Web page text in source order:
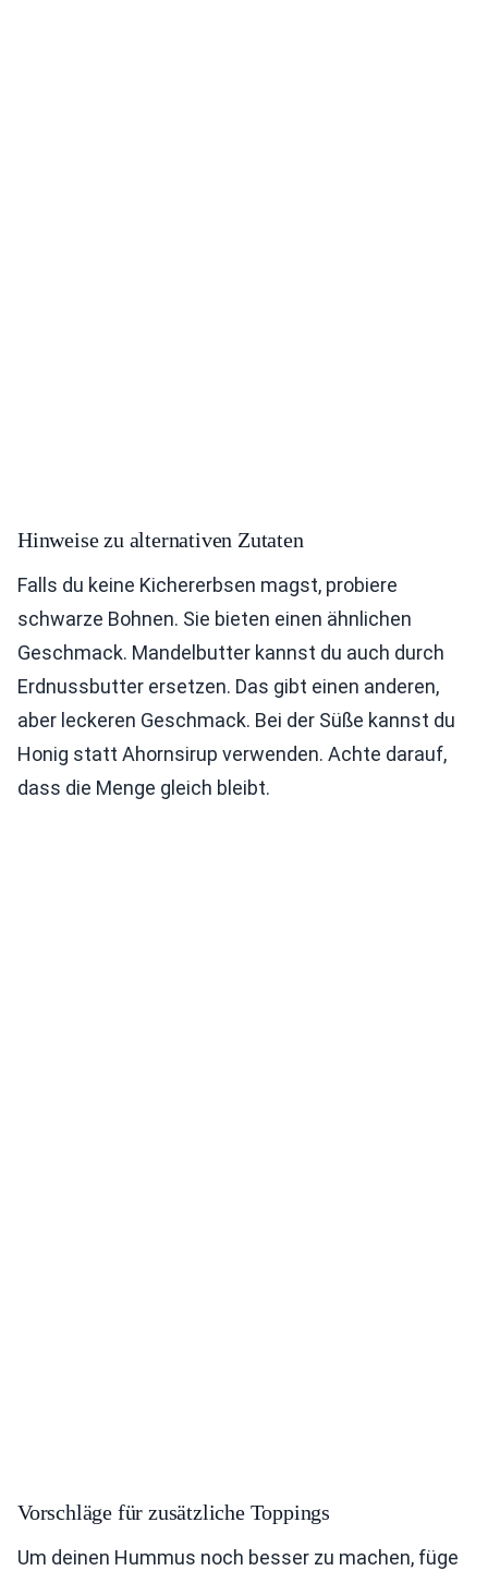
Hinweise zu alternativen Zutaten
Falls du keine Kichererbsen magst, probiere
schwarze Bohnen. Sie bieten einen ähnlichen
Geschmack. Mandelbutter kannst du auch durch
Erdnussbutter ersetzen. Das gibt einen anderen,
aber leckeren Geschmack. Bei der Süße kannst du
Honig statt Ahornsirup verwenden. Achte darauf,
dass die Menge gleich bleibt.
Vorschläge für zusätzliche Toppings
Um deinen Hummus noch besser zu machen, füge